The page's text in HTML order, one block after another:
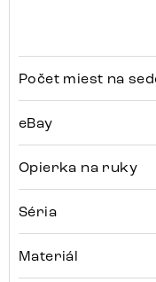
Počet miest na
eBay
Opierka na ruky
Séria
Materiál